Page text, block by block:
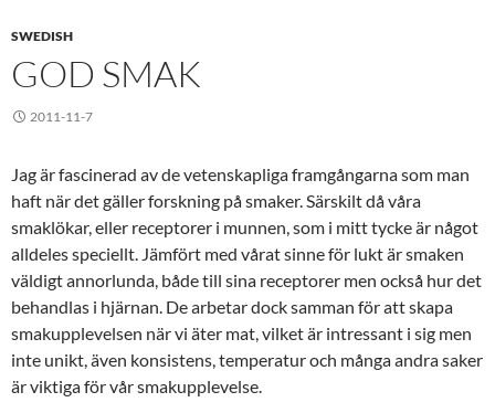
SWEDISH
GOD SMAK
2011-11-7
Jag är fascinerad av de vetenskapliga framgångarna som man
haft när det gäller forskning på smaker. Särskilt då våra
smaklökar, eller receptorer i munnen, som i mitt tycke är något
alldeles speciellt. Jämfört med vårat sinne för lukt är smaken
väldigt annorlunda, både till sina receptorer men också hur det
behandlas i hjärnan. De arbetar dock samman för att skapa
smakupplevelsen när vi äter mat, vilket är intressant i sig men
inte unikt, även konsistens, temperatur och många andra saker
är viktiga för vår smakupplevelse.